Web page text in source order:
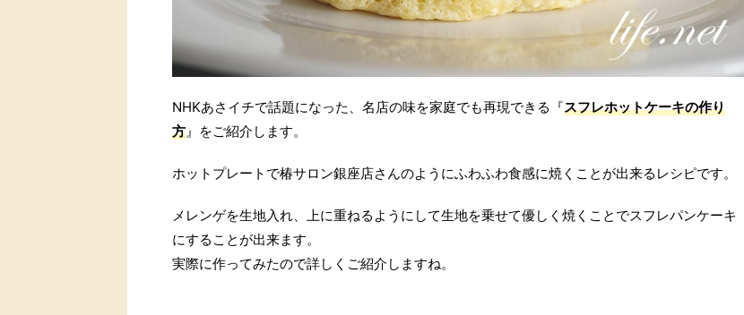
NHKあさイチで話題になった、名店の味を家庭でも再現できる『スフレホットケーキの作り
方 』をご紹介します。
ホットプレートで椿サロン銀座店さんのようにふわふわ食感に焼くことが出来るレシピです。
メレンゲを生地入れ、上に重ねるようにして生地を乗せて優しく焼くことでスフレパンケーキ
にすることが出来ます。
実際に作ってみたので詳しくご紹介しますね。